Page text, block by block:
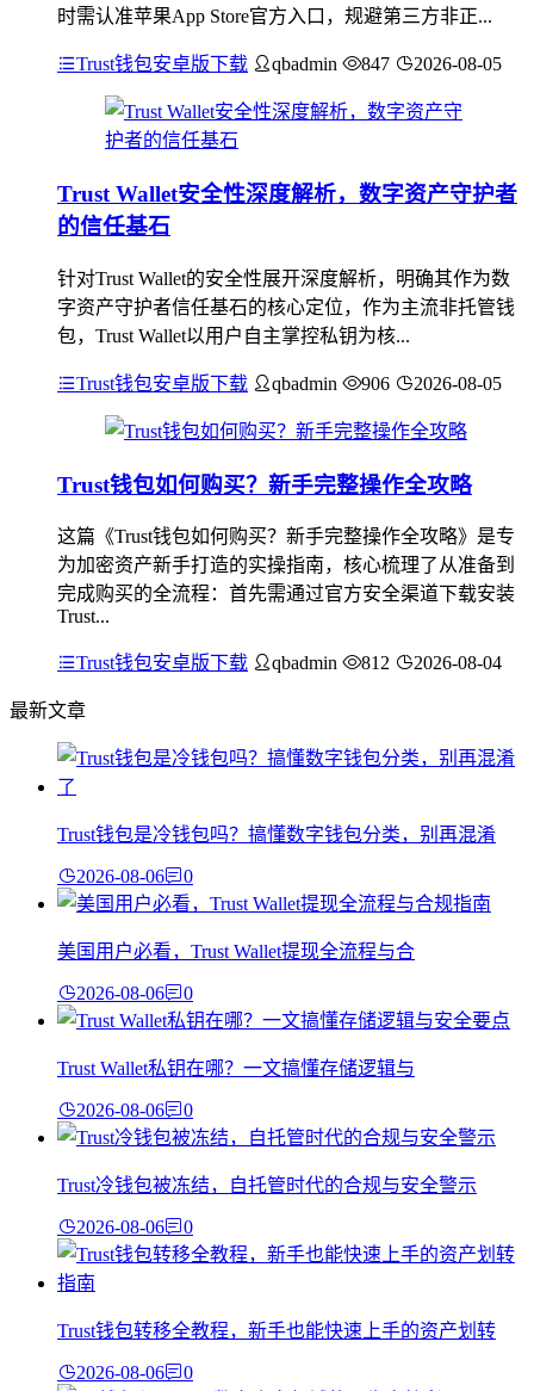
时需认准苹果App Store官方入口，规避第三方非正...
Trust钱包安卓版下载 qbadmin 847 2026-08-05
Trust Wallet安全性深度解析，数字资产守护者
的信任基石
针对Trust Wallet的安全性展开深度解析，明确其作为数
字资产守护者信任基石的核心定位，作为主流非托管钱
包，Trust Wallet以用户自主掌控私钥为核...
Trust钱包安卓版下载 qbadmin 906 2026-08-05
Trust钱包如何购买？新手完整操作全攻略
这篇《Trust钱包如何购买？新手完整操作全攻略》是专
为加密资产新手打造的实操指南，核心梳理了从准备到
完成购买的全流程：首先需通过官方安全渠道下载安装
Trust...
Trust钱包安卓版下载 qbadmin 812 2026-08-04
最新文章
Trust钱包是冷钱包吗？搞懂数字钱包分类，别再混淆
2026-08-06 0
美国用户必看，Trust Wallet提现全流程与合
2026-08-06 0
Trust Wallet私钥在哪？一文搞懂存储逻辑与
2026-08-06 0
Trust冷钱包被冻结，自托管时代的合规与安全警示
2026-08-06 0
Trust钱包转移全教程，新手也能快速上手的资产划转
2026-08-06 0